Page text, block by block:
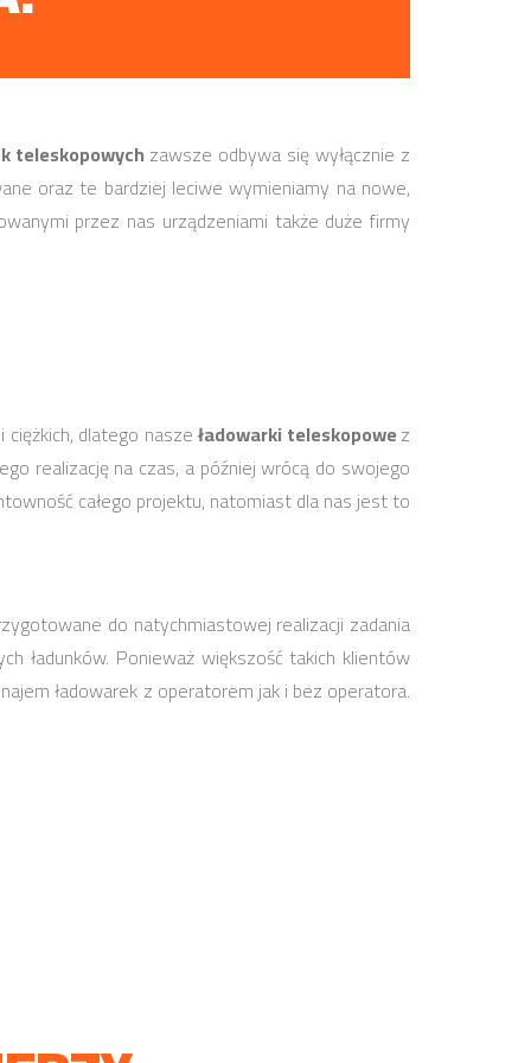
teleskopowych zawsze odbywa się wyłącznie z
oraz te bardziej leciwe wymieniamy na nowe,
przez nas urządzeniami także duże firmy
ciężkich, dlatego naszeładowarki teleskopowez
realizację na czas, a później wrócą do swojego
całego projektu, natomiast dla nas jest to
do natychmiastowej realizacji zadania
ładunków. Ponieważ większość takich klientów
ładowarek z operatorem jak i bez operatora.